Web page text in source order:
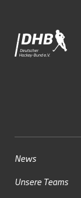
News
Unsere Teams